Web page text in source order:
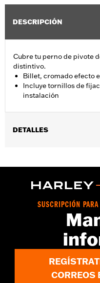
DESCRIPCIÓN
Cubre tu perno de pivote
distintivo.
Billet, cromado efecto
Incluye tornillos de
instalación
DETALLES
vinRequerido: false
d.com/warrantypara más
SUSCRIPCIÓN
CORREOS